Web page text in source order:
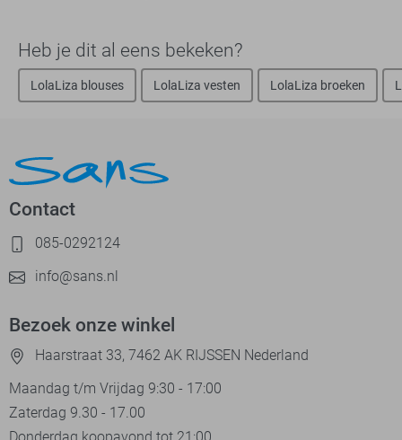
Heb je dit al eens bekeken?
LolaLiza blouses LolaLiza vesten LolaLiza broeken
Contact
085-0292124
info@sans.nl
Bezoek onze winkel
Haarstraat 33, 7462 AK RIJSSEN Nederland
Maandag t/m Vrijdag 9:30 - 17:00
Zaterdag 9.30 - 17.00